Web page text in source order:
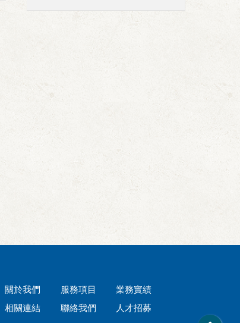
關於我們 服務項目
業務實績
相關連結 聯絡我們 人才招募